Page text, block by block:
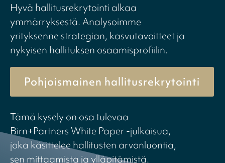
Hyvä hallitusrekrytointi alkaa
ymmärryksestä. Analysoimme
yrityksenne strategian, kasvutavoitteet ja
nykyisen hallituksen osaamisprofiilin.
Pohjoismainen hallitusrekrytointi
Tämä kysely on osa tulevaa
Birn+Partners White Paper -julkaisua,
joka käsittelee hallitusten arvonluontia,
sen mittaamista ja ylläpitämistä.